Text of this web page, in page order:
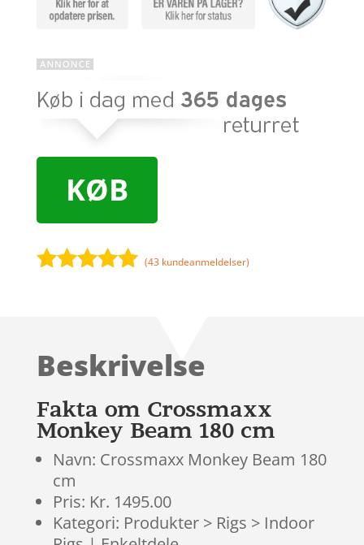
KØB
kundebedøm
(43 kundeanmeldelser)
Beskrivelse
Fakta om Crossmaxx
Monkey Beam 180 cm
Navn: Crossmaxx Monkey Beam 180
cm
Pris: Kr. 1495.00
Kategori: Produkter > Rigs > Indoor